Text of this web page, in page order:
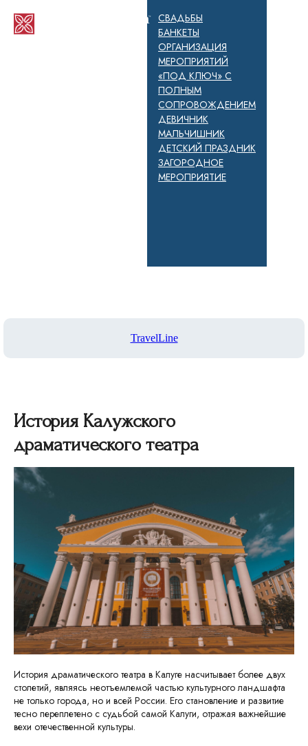
СВАДЬБЫ
БАНКЕТЫ
ОРГАНИЗАЦИЯ
МЕРОПРИЯТИЙ
«ПОД КЛЮЧ» С
ПОЛНЫМ
СОПРОВОЖДЕНИЕМ
ДЕВИЧНИК
МАЛЬЧИШНИК
ДЕТСКИЙ ПРАЗДНИК
ЗАГОРОДНОЕ
МЕРОПРИЯТИЕ
TravelLine
История Калужского
драматического театра
История драматического театра в Калуге насчитывает более двух
столетий, являясь неотъемлемой частью культурного ландшафта
не только города, но и всей России. Его становление и развитие
тесно переплетено с судьбой самой Калуги, отражая важнейшие
вехи отечественной культуры.